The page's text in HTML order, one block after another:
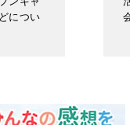
につい